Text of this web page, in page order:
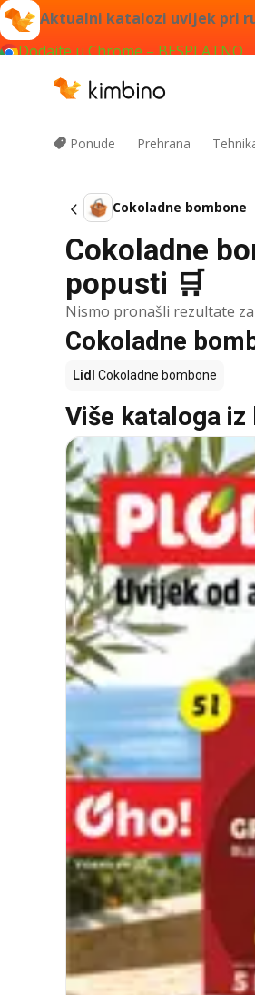
Aktualni katalozi uvijek pri
Dodajte u Chrome – BESPLATNO
Ponude Prehrana
Cokoladne bombone
Cokoladne
popusti 🛒
Nismo pronašli rezultate
Cokoladne
Lidl Cokoladne bombone
Više kataloga